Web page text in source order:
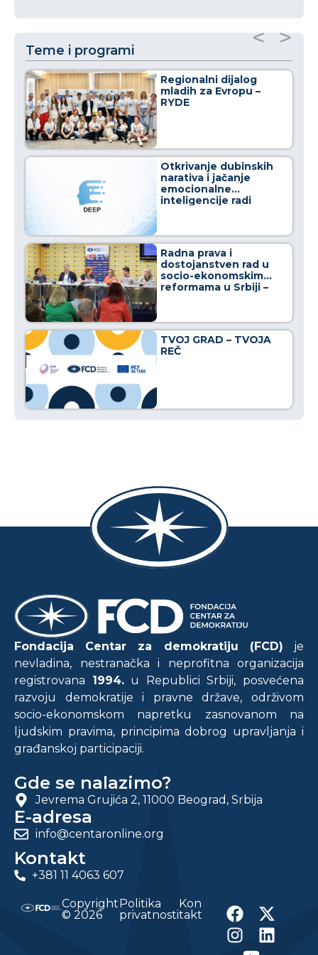
Teme i programi
Regionalni dijalog
mladih za Evropu –
RYDE
Otkrivanje dubinskih
narativa i jačanje
emocionalne
inteligencije radi
dezinformacija
Radna prava i
dostojanstven rad u
socio-ekonomskim
reformama u Srbiji –
TVOJ GRAD – TVOJA
REČ
< >
Fondacija Centar za demokratiju (FCD) je
nevladina, nestranačka i neprofitna organizacija
registrovana 1994.u Republici Srbiji, posvećena
razvoju demokratije i pravne države, održivom
socio-ekonomskom napretku zasnovanom na
ljudskim pravima, principima dobrog upravljanja i
građanskoj participaciji.
Gde se nalazimo?
Jevrema Grujića 2, 11000 Beograd, Srbija
E-adresa
info@centaronline.org
Kontakt
+381 11 4063 607
Copyright
© 2026
Politika
privatnosti
Kon
takt